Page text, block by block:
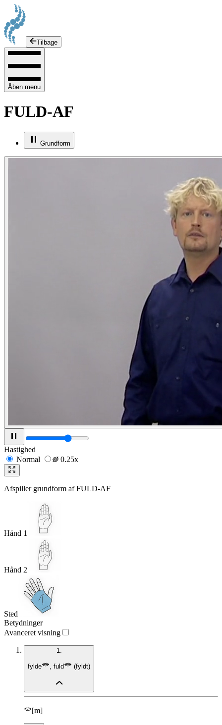
Tilbage
Åben menu
FULD-AF
Grundform
Hastighed
Normal
0.25x
Afspiller grundform afFULD-AF
Hånd 1
Hånd 2
Sted
Betydninger
Avanceret visning
1.
fylde , fuld (fyldt)
[m]